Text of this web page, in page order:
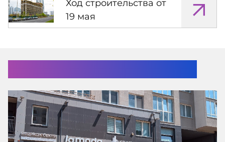
Ход строительства от
19 мая